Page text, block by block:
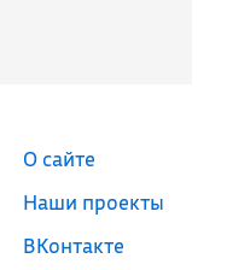
О сайте
Наши проекты
ВКонтакте